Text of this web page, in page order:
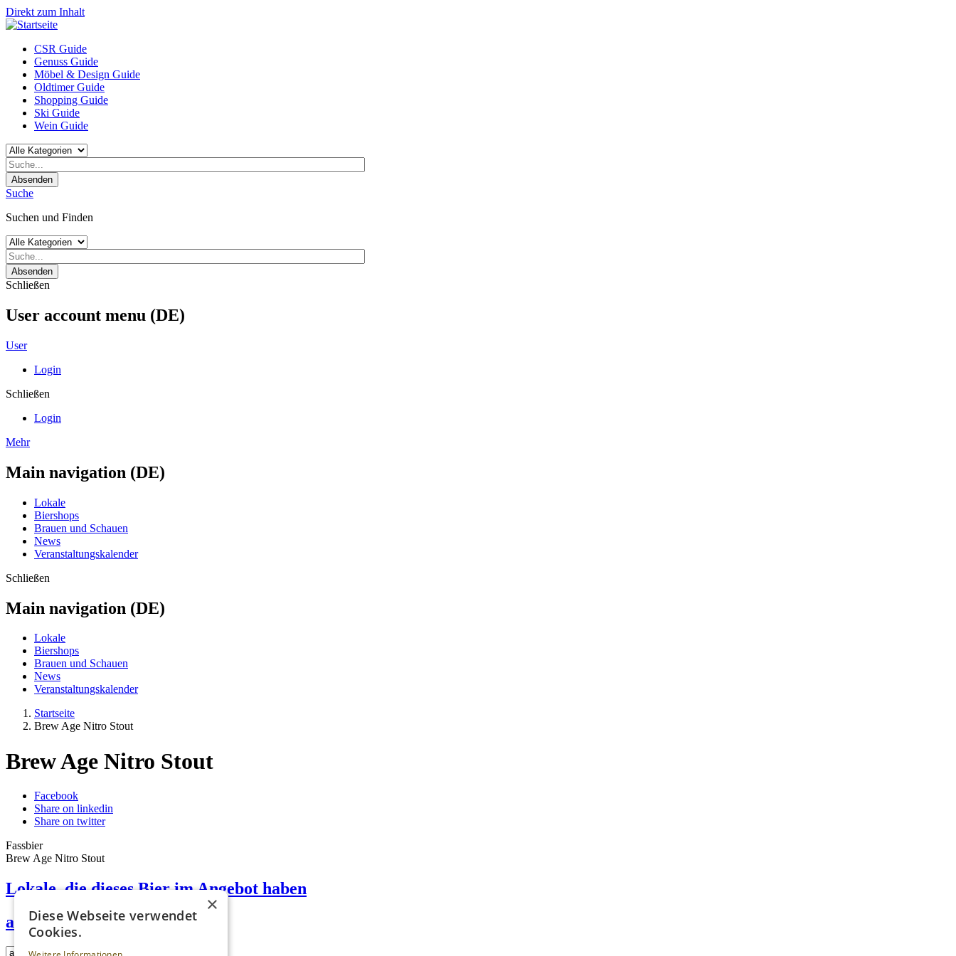
Direkt zum Inhalt
CSR Guide
Genuss Guide
Möbel & Design Guide
Oldtimer Guide
Shopping Guide
Ski Guide
Wein Guide
Absenden
Suche
Suchen und Finden
Absenden
Schließen
User account menu (DE)
User
Login
Schließen
Login
Mehr
Main navigation (DE)
Lokale
Biershops
Brauen und Schauen
News
Veranstaltungskalender
Schließen
Main navigation (DE)
Lokale
Biershops
Brauen und Schauen
News
Veranstaltungskalender
Startseite
Brew Age Nitro Stout
Brew Age Nitro Stout
Facebook
Share on linkedin
Share on twitter
Fassbier
Brew Age Nitro Stout
Lokale, die dieses Bier im Angebot haben
achtundzwanzig Taproom
×
Diese Webseite verwendet
Cookies.